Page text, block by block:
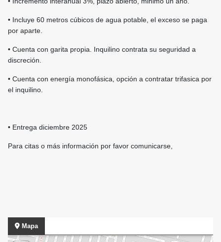
• Incluye 60 metros cúbicos de agua potable, el exceso se paga
por aparte.
• Cuenta con garita propia. Inquilino contrata su seguridad a
discreción.
• Cuenta con energía monofásica, opción a contratar trifasica por
el inquilino.
• Entrega diciembre 2025
Para citas o más información por favor comunicarse,
Mapa